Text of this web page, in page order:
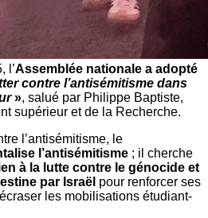
l’Assemblée nationale a adopté
contre l’antisémitisme dans
», salué par Philippe Baptiste,
supérieur et de la Recherche.
l’antisémitisme, le
l’antisémitisme ; il cherche
à la lutte contre le génocide et
par Israël pour renforcer ses
les mobilisations étudiant-